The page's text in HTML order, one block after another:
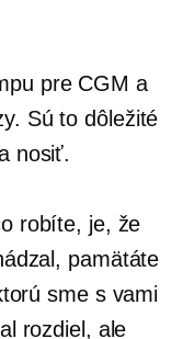
pre CGM a
Sú to dôležité
nosiť.
robíte, je, že
pamätáte
sme s vami
rozdiel, ale